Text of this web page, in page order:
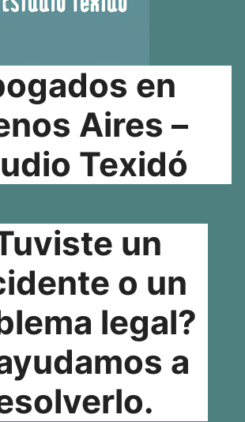
en
Aires –
Texidó
un
o un
legal?
a